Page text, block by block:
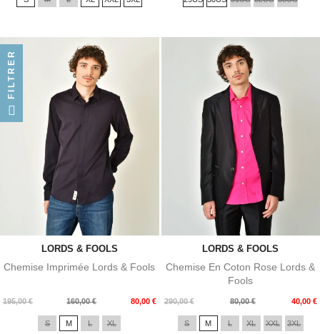
LORDS & FOOLS
Chemise Imprimée Lords & Fools
195,00 €
Prix
160,00 € 80,00 €
Prix
S M L XL
LORDS & FOOLS
Chemise En Coton Rose Lords &
Fools
290,00 €
Prix
80,00 € 40,00 €
Prix
S M L XL XXL 3XL
FILTRER